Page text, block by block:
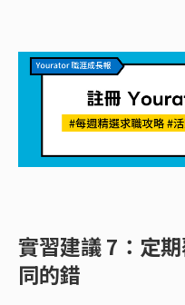
實習建議 7：定
同的錯